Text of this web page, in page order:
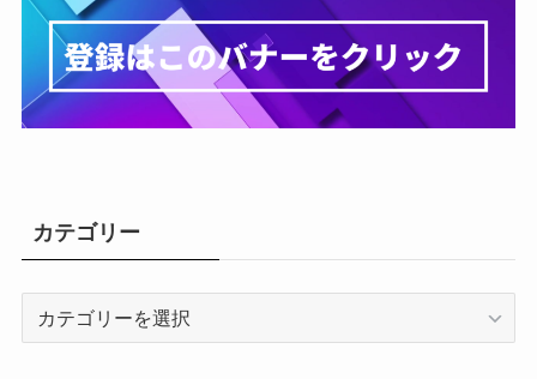
カテゴリー